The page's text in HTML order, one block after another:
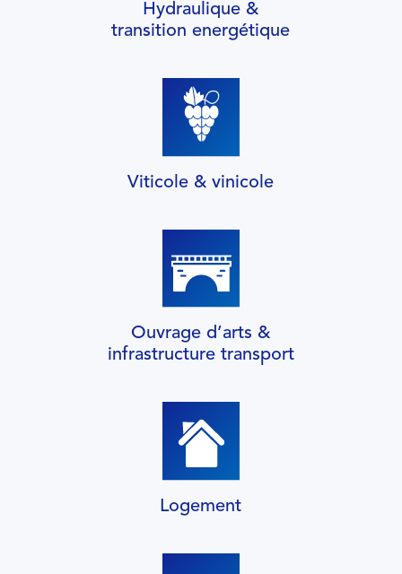
Hydraulique &
transition energétique
Viticole & vinicole
Ouvrage d’arts &
infrastructure transport
Logement